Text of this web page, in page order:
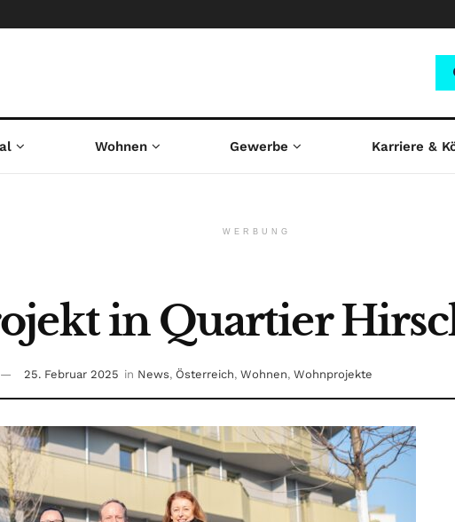
Wohnen Gewerbe Karriere &
WERBUNG
in Quartier
25. Februar 2025 in News, Österreich, Wohnen, Wohnprojekte